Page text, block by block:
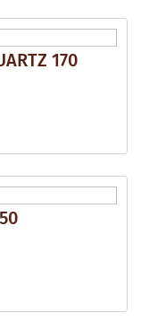
170